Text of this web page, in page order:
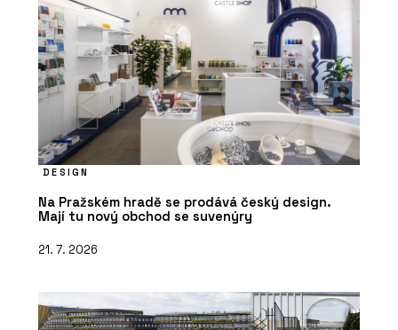
DESIGN
Na Pražském hradě se prodává český design.
Mají tu nový obchod se suvenýry
21. 7. 2026